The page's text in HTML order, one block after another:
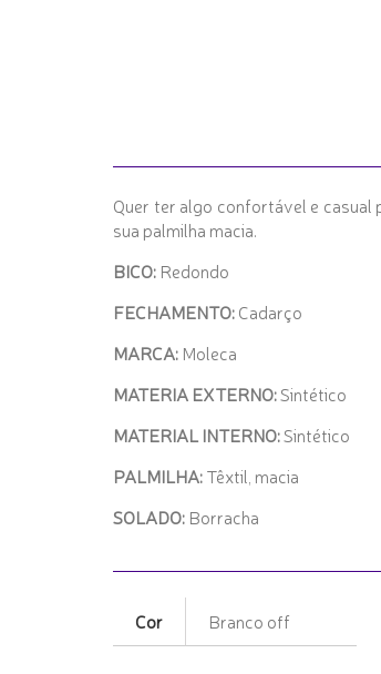
Quer ter algo confortável e casual
sua palmilha macia.
BICO: Redondo
FECHAMENTO:Cadarço
MARCA: Moleca
MATERIA EXTERNO:Sintético
MATERIAL INTERNO:Sintético
PALMILHA:Têxtil, macia
SOLADO: Borracha
Cor Branco off